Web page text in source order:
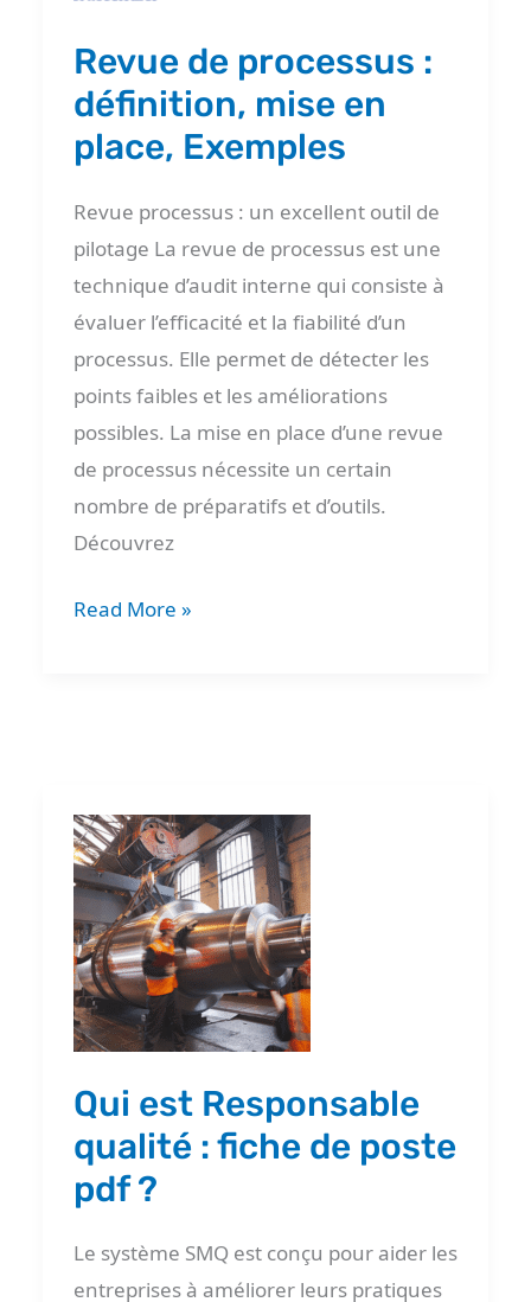
Revue de processus :
définition, mise en
place, Exemples
Revue processus : un excellent outil de
pilotage La revue de processus est une
technique d’audit interne qui consiste à
évaluer l’efficacité et la fiabilité d’un
processus. Elle permet de détecter les
points faibles et les améliorations
possibles. La mise en place d’une revue
de processus nécessite un certain
nombre de préparatifs et d’outils.
Découvrez
place,
Exemples
Read More »
Qui est Responsable
qualité : fiche de poste
pdf ?
Le système SMQ est conçu pour aider les
entreprises à améliorer leurs pratiques
Qui
est
Responsable
qualité
:
fiche
de
poste
pdf
?